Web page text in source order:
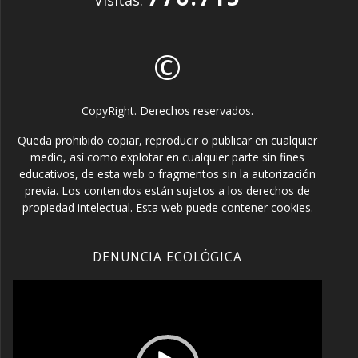
©
CopyRight. Derechos reservados.
Queda prohibido copiar, reproducir o publicar en cualquier
medio, así como explotar en cualquier parte sin fines
educativos, de esta web o fragmentos sin la autorización
previa. Los contenidos están sujetos a los derechos de
propiedad intelectual. Esta web puede contener cookies.
DENUNCIA ECOLÓGICA